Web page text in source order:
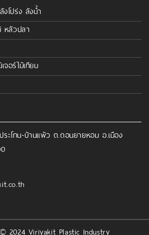
โปร่ง ลังน้ำ
หลัวปลา
อร์ไม้เทียม
ะโทน-บ้านแพ้ว ต.ดอนยายหอม อ.เมือง
2024 Viriyakit Plastic Industry